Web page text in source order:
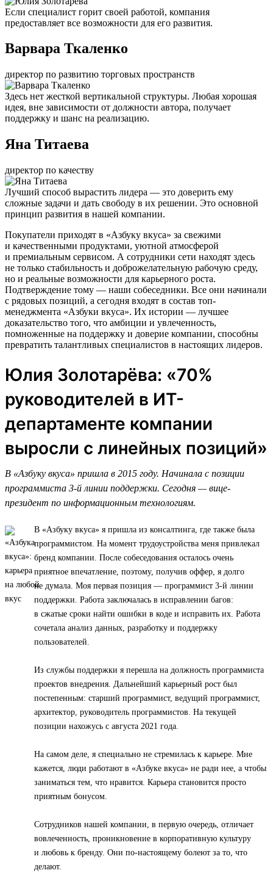
Если специалист горит своей работой, компания
предоставляет все возможности для его развития.
Варвара Ткаленко
директор по развитию торговых пространств
Здесь нет жесткой вертикальной структуры. Любая хорошая
идея, вне зависимости от должности автора, получает
поддержку и шанс на реализацию.
Яна Титаева
директор по качеству
Лучший способ вырастить лидера — это доверить ему
сложные задачи и дать свободу в их решении. Это основной
принцип развития в нашей компании.
Покупатели приходят в «Азбуку вкуса» за свежими
и качественными продуктами, уютной атмосферой
и премиальным сервисом. А сотрудники сети находят здесь
не только стабильность и доброжелательную рабочую среду,
но и реальные возможности для карьерного роста.
Подтверждение тому — наши собеседники. Все они начинали
с рядовых позиций, а сегодня входят в состав топ-
менеджмента «Азбуки вкуса». Их истории — лучшее
доказательство того, что амбиции и увлеченность,
помноженные на поддержку и доверие компании, способны
превратить талантливых специалистов в настоящих лидеров.
Юлия Золотарёва: «70%
руководителей в ИТ-
департаменте компании
выросли с линейных позиций»
В «Азбуку вкуса» пришла в 2015 году. Начинала с позиции
программиста 3-й линии поддержки. Сегодня — вице-
президент по информационным технологиям.
В «Азбуку вкуса» я пришла из консалтинга, где также была
программистом. На момент трудоустройства меня привлекал
бренд компании. После собеседования осталось очень
приятное впечатление, поэтому, получив оффер, я долго
не думала. Моя первая позиция — программист 3-й линии
поддержки. Работа заключалась в исправлении багов:
в сжатые сроки найти ошибки в коде и исправить их. Работа
сочетала анализ данных, разработку и поддержку
пользователей.
Из службы поддержки я перешла на должность программиста
проектов внедрения. Дальнейший карьерный рост был
постепенным: старший программист, ведущий программист,
архитектор, руководитель программистов. На текущей
позиции нахожусь с августа 2021 года.
На самом деле, я специально не стремилась к карьере. Мне
кажется, люди работают в «Азбуке вкуса» не ради нее, а чтобы
заниматься тем, что нравится. Карьера становится просто
приятным бонусом.
Сотрудников нашей компании, в первую очередь, отличает
вовлеченность, проникновение в корпоративную культуру
и любовь к бренду. Они по-настоящему болеют за то, что
делают.